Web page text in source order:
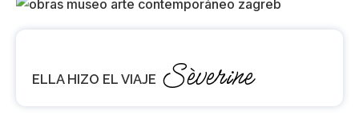
ELLA HIZO EL VIAJE Sèverine